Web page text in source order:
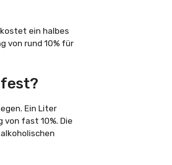
ein halbes
von rund 10% für
Ein Liter
von fast 10%. Die